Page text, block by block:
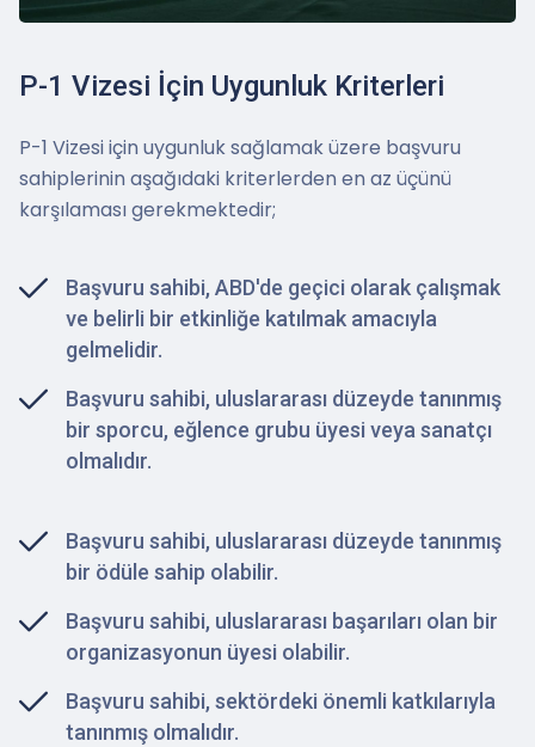
P-1 Vizesi İçin Uygunluk Kriterleri
P-1 Vizesi için uygunluk sağlamak üzere başvuru
sahiplerinin aşağıdaki kriterlerden en az üçünü
karşılaması gerekmektedir;
Başvuru sahibi, ABD'de geçici olarak çalışmak
ve belirli bir etkinliğe katılmak amacıyla
gelmelidir.
Başvuru sahibi, uluslararası düzeyde tanınmış
bir sporcu, eğlence grubu üyesi veya sanatçı
olmalıdır.
Başvuru sahibi, uluslararası düzeyde tanınmış
bir ödüle sahip olabilir.
Başvuru sahibi, uluslararası başarıları olan bir
organizasyonun üyesi olabilir.
Başvuru sahibi, sektördeki önemli katkılarıyla
tanınmış olmalıdır.